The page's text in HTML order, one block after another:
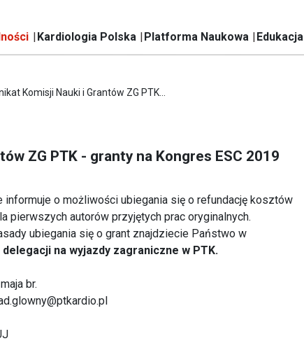
Kardiologia Polska Platforma Naukowa Edukacja
Komisji Nauki i Grantów ZG PTK...
ZG PTK - granty na Kongres ESC 2019
informuje o możliwości ubiegania się o refundację kosztów
pierwszych autorów przyjętych prac oryginalnych.
ubiegania się o grant znajdziecie Państwo w
na wyjazdy zagraniczne w PTK.
br.